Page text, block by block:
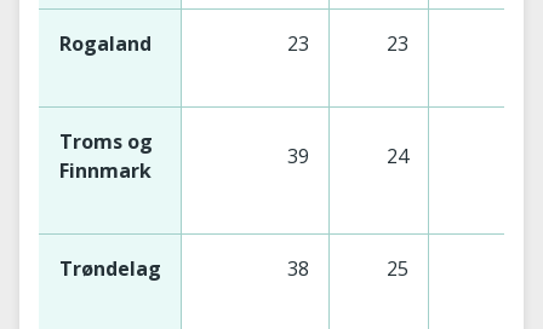
Rogaland 23 23
Troms og
Finnmark
39 24
Trøndelag 38 25